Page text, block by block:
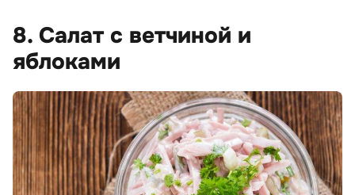
8. Салат с ветчиной и
яблоками